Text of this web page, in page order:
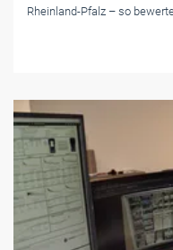
Rheinland-Pfalz – so